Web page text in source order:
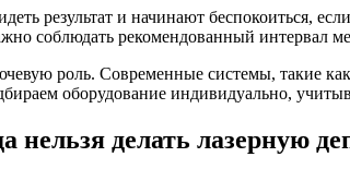
результат и начинают беспокоиться,
соблюдать рекомендованный
роль. Современные системы, такие
оборудование индивидуально,
нельзя делать лазерную